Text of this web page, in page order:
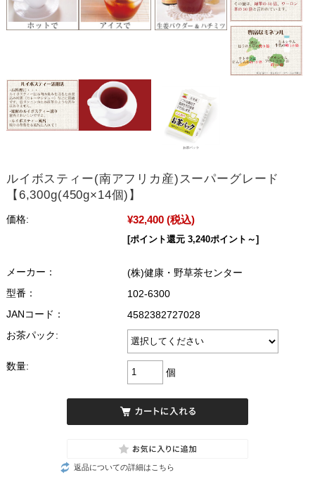
ルイボスティー(南アフリカ産)スーパーグレード
【6,300g(450g×14個)】
価格: ¥32,400 (税込)
[ポイント還元 3,240ポイント～]
メーカー：
(株)健康・野草茶センター
型番：
102-6300
JANコード：
4582382727028
お茶パック:
数量:
個
返品についての詳細はこちら